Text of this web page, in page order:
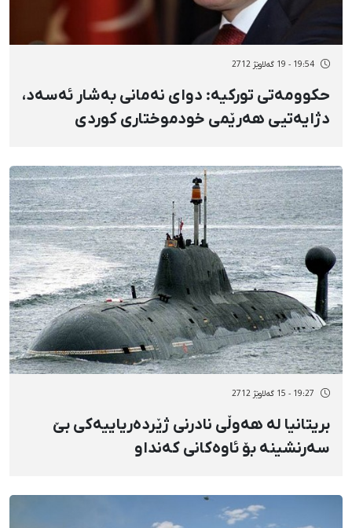
19:54 - 19 گەلاوێژ 2712
حكوومەتی توركیە: دوای نەمانی بەشار ئەسەد،
دژایەتیی هەرێمی خودموختاری كوردی
19:27 - 15 گەلاوێژ 2712
بریتانیا لە هەوڵی نادرنی ژێردەریاییەكی بێ‌
سەرنشینە بۆ ئاوەكانی كەنداو